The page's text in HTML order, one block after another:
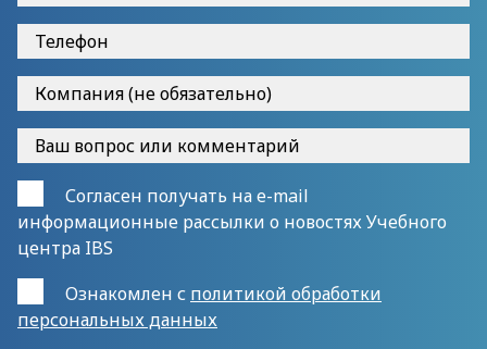
Согласен получать на e-mail
информационные рассылки о новостях Учебного
центра IBS
Ознакомлен с политикой обработки
персональных данных